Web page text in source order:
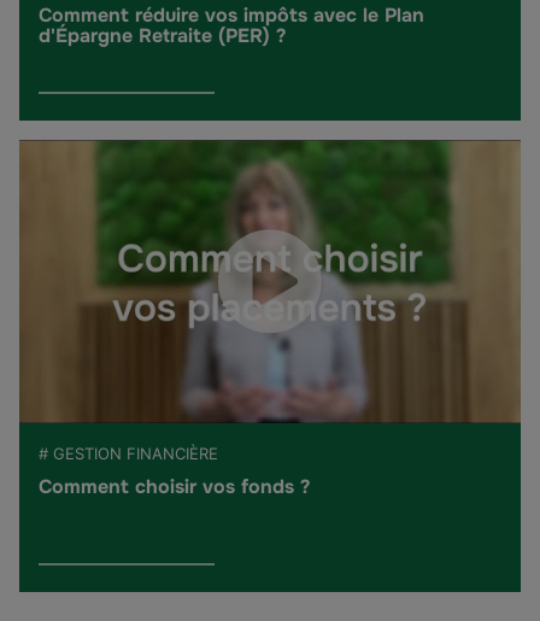
Comment réduire vos impôts avec le Plan
d'Épargne Retraite (PER) ?
# GESTION FINANCIÈRE
Comment choisir vos fonds ?